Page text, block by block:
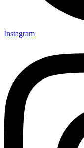
Instagram